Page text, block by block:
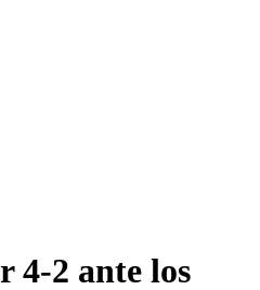
4-2 ante los